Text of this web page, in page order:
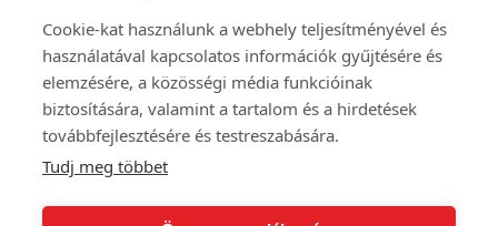
Cookie-kat használunk a webhely teljesítményével és
használatával kapcsolatos információk gyűjtésére és
elemzésére, a közösségi média funkcióinak
biztosítására, valamint a tartalom és a hirdetések
továbbfejlesztésére és testreszabására.
Tudj meg többetSzaletly Vendéglő és Kert
1146 Budapest, Stefánia út 93.